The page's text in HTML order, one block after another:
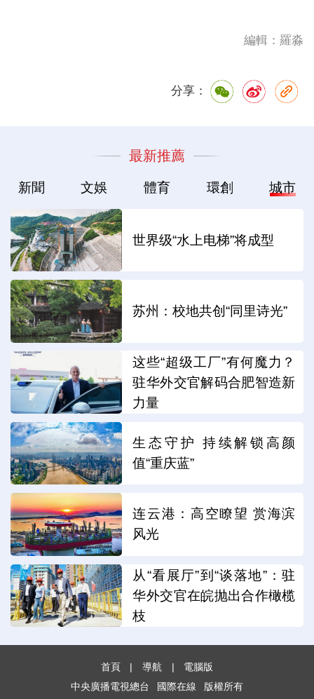
編輯：羅淼
分享：
最新推薦
新聞 文娛 體育 環創 城市
世界级“水上电梯”将成型
苏州：校地共创“同里诗光”
这些“超级工厂”有何魔力？
驻华外交官解码合肥智造新
力量
生态守护 持续解锁高颜
值“重庆蓝”
连云港：高空瞭望 赏海滨
风光
从“看展厅”到“谈落地”：驻
华外交官在皖抛出合作橄榄
枝
首頁 | 導航 |
電腦版
中央廣播電視總台
國際在線 版權所有